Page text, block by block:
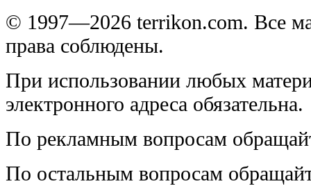
© 1997—2026 terrikon.com. Все
права соблюдены.
При использовании любых
электронного адреса обязательна.
По рекламным вопросам
По остальным вопросам